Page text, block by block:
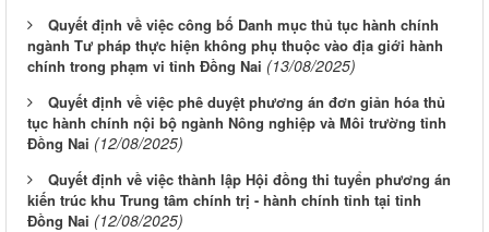
Quyết định về việc công bố Danh mục thủ tục hành chính
ngành Tư pháp thực hiện không phụ thuộc vào địa giới hành
chính trong phạm vi tỉnh Đồng Nai (13/08/2025)
Quyết định về việc phê duyệt phương án đơn giản hóa thủ
tục hành chính nội bộ ngành Nông nghiệp và Môi trường tỉnh
Đồng Nai (12/08/2025)
Quyết định về việc thành lập Hội đồng thi tuyển phương án
kiến trúc khu Trung tâm chính trị - hành chính tỉnh tại tỉnh
Đồng Nai (12/08/2025)